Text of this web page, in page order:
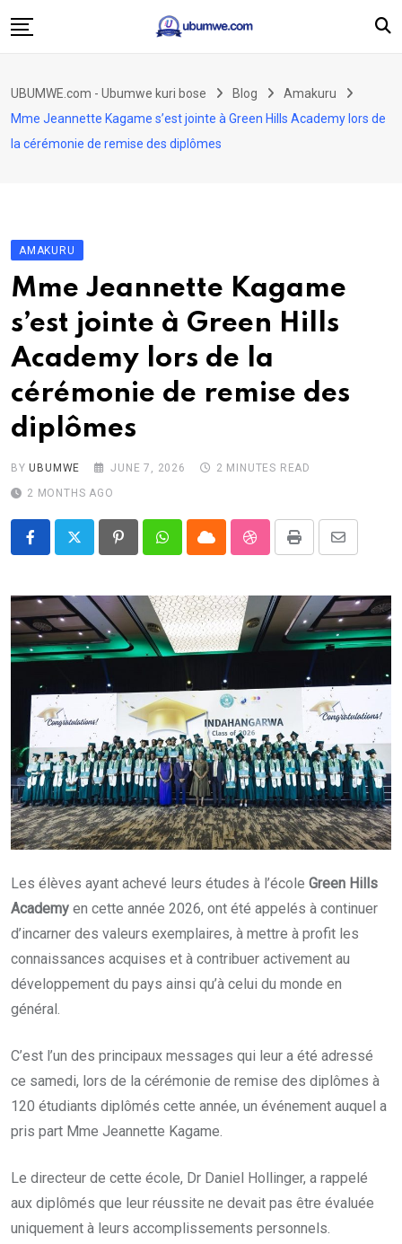
to
Amakuru
Politiki
Twandikire
UBUMWE.com - Ubumwe kuri bose Blog
Amakuru
Mme Jeannette Kagame s’est jointe à Green Hills Academy lors de
la cérémonie de remise des diplômes
AMAKURU
Mme Jeannette Kagame
s’est jointe à Green Hills
Academy lors de la
cérémonie de remise des
diplômes
BYUBUMWE JUNE 7, 2026
2 MINUTES READ
2 MONTHS AGO
PinterestWhatsappCloud StumbleUpon
Print
Share
Email
Les élèves ayant achevé leurs études à l’école Green Hills
Academy en cette année 2026, ont été appelés à continuer
d’incarner des valeurs exemplaires, à mettre à profit les
connaissances acquises et à contribuer activement au
développement du pays ainsi qu’à celui du monde en
général.
C’est l’un des principaux messages qui leur a été adressé
ce samedi, lors de la cérémonie de remise des diplômes à
120 étudiants diplômés cette année, un événement auquel a
pris part Mme Jeannette Kagame.
Le directeur de cette école, Dr Daniel Hollinger, a rappelé
aux diplômés que leur réussite ne devait pas être évaluée
uniquement à leurs accomplissements personnels.